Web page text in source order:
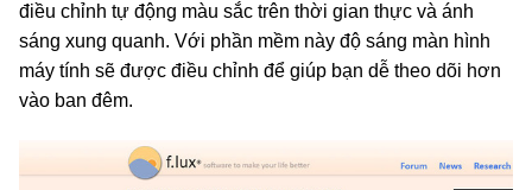
điều chỉnh tự động màu sắc trên thời gian thực và ánh
sáng xung quanh. Với phần mềm này độ sáng màn hình
máy tính sẽ được điều chỉnh để giúp bạn dễ theo dõi hơn
vào ban đêm.